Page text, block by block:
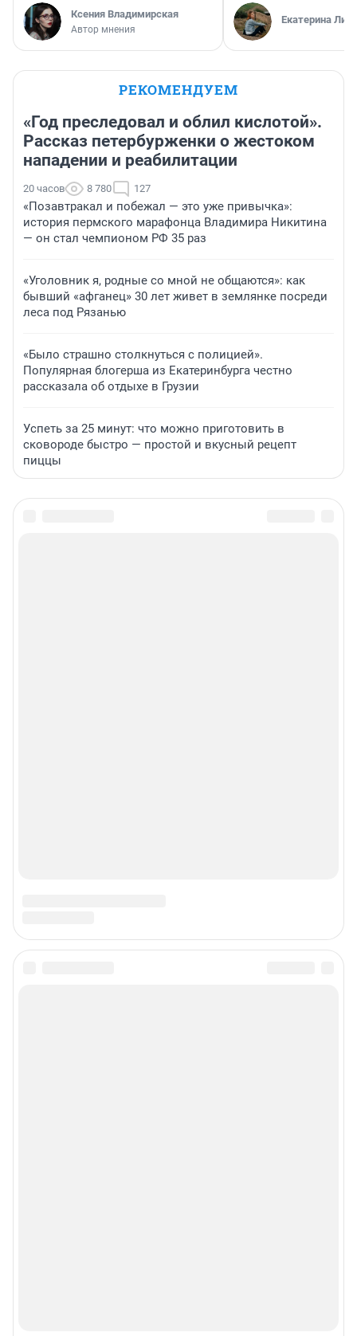
Ксения Владимирская
Автор мнения
Екатерина
РЕКОМЕНДУЕМ
«Год преследовал и облил кислотой».
Рассказ петербурженки о жестоком
нападении и реабилитации
20 часов 8 780 127
«Позавтракал и побежал — это уже привычка»:
история пермского марафонца Владимира Никитина
— он стал чемпионом РФ 35 раз
«Уголовник я, родные со мной не общаются»: как
бывший «афганец» 30 лет живет в землянке посреди
леса под Рязанью
«Было страшно столкнуться с полицией».
Популярная блогерша из Екатеринбурга честно
рассказала об отдыхе в Грузии
Успеть за 25 минут: что можно приготовить в
сковороде быстро — простой и вкусный рецепт
пиццы